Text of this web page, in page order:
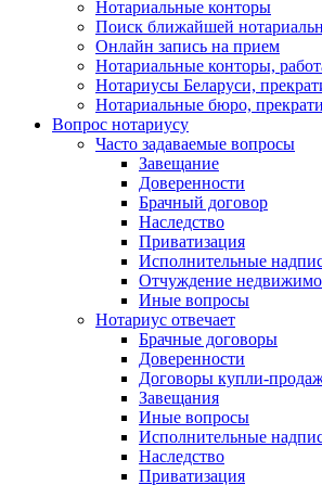
Нотариальные конторы
Поиск ближайшей
Онлайн запись на прием
Нотариальные конторы,
Нотариусы Беларуси,
Нотариальные бюро,
Вопрос нотариусу
Часто задаваемые вопросы
Завещание
Доверенности
Брачный договор
Наследство
Приватизация
Исполнительные
Отчуждение
Иные вопросы
Нотариус отвечает
Брачные договоры
Доверенности
Договоры купли-
Завещания
Иные вопросы
Исполнительные
Наследство
Приватизация